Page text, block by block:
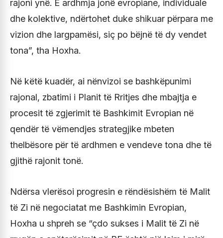
rajoni ynë. E ardhmja jonë evropiane, individuale
dhe kolektive, ndërtohet duke shikuar përpara me
vizion dhe largpamësi, siç po bëjnë të dy vendet
tona”, tha Hoxha.
Në këtë kuadër, ai nënvizoi se bashkëpunimi
rajonal, zbatimi i Planit të Rritjes dhe mbajtja e
procesit të zgjerimit të Bashkimit Evropian në
qendër të vëmendjes strategjike mbeten
thelbësore për të ardhmen e vendeve tona dhe të
gjithë rajonit tonë.
Ndërsa vlerësoi progresin e rëndësishëm të Malit
të Zi në negociatat me Bashkimin Evropian,
Hoxha u shpreh se “çdo sukses i Malit të Zi në